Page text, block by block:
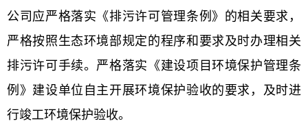
公司应严格落实《排污许可管理条例》的相关要求，
严格按照生态环境部规定的程序和要求及时办理相关
排污许可手续。严格落实《建设项目环境保护管理条
例》建设单位自主开展环境保护验收的要求，及时进
行竣工环境保护验收。